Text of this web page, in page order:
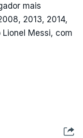
mais
2013, 2014,
Messi, com